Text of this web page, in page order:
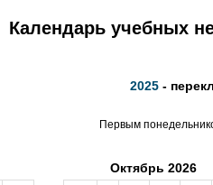
Календарь учебных
2025 -
Первым
Октябрь 2026